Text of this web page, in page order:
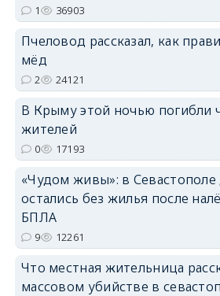
1 36903
Пчеловод рассказал, как
мёд
2 24121
В Крыму этой ночью погибли
жителей
0 17193
«Чудом живы»: в Севастополе
остались без жилья после
БПЛА
9 12261
Что местная жительница
массовом убийстве в